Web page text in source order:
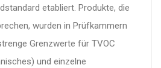
etabliert. Produkte, die
wurden in Prüfkammern
Grenzwerte für TVOC
und einzelne